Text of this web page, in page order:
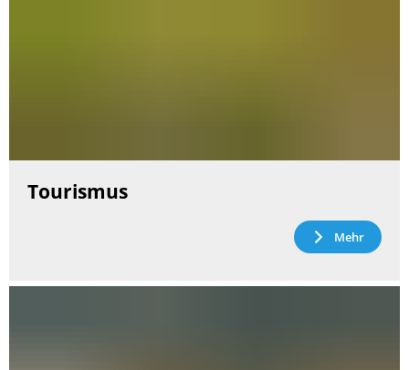
Tourismus
Mehr